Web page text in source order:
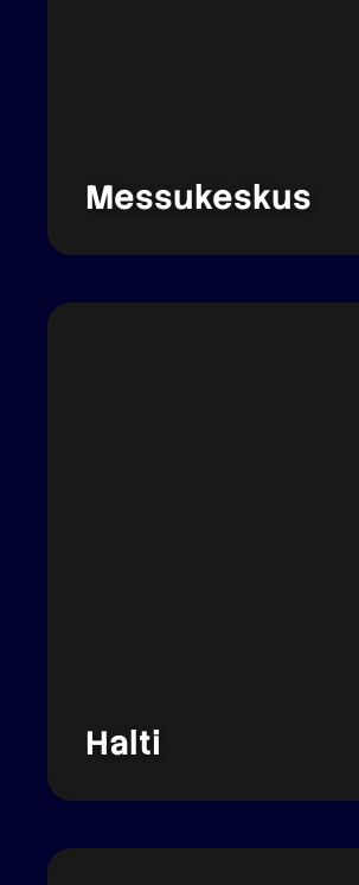
Messukeskus
Halti